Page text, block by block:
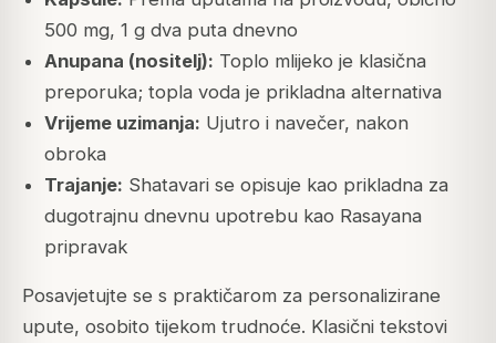
500 mg, 1 g dva puta dnevno
Anupana (nositelj): Toplo mlijeko je klasična
preporuka; topla voda je prikladna alternativa
Vrijeme uzimanja: Ujutro i navečer, nakon
obroka
Trajanje: Shatavari se opisuje kao prikladna za
dugotrajnu dnevnu upotrebu kao Rasayana
pripravak
Posavjetujte se s praktičarom za personalizirane
upute, osobito tijekom trudnoće. Klasični tekstovi